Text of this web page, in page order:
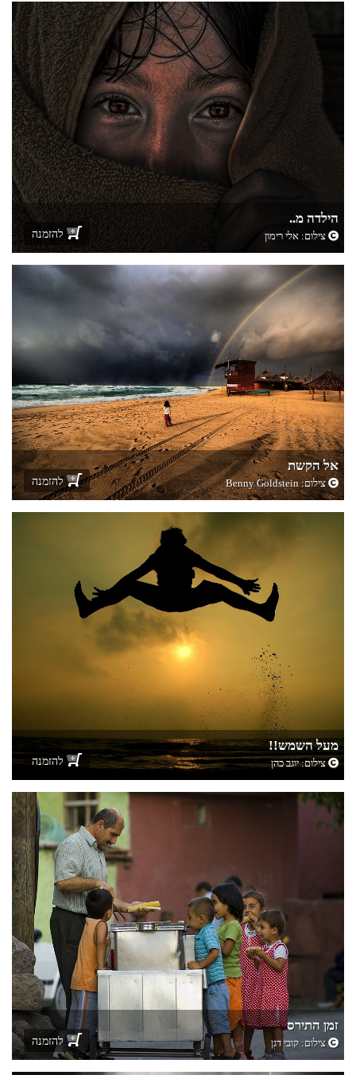
הילדה מ..
צילום: אלי רימון להזמנה
אל הקשת
צילום:Benny Goldstein להזמנה
מעל השמש!!
צילום:יוגב כהן להזמנה
זמן התירס
צילום:קובי דגן להזמנה